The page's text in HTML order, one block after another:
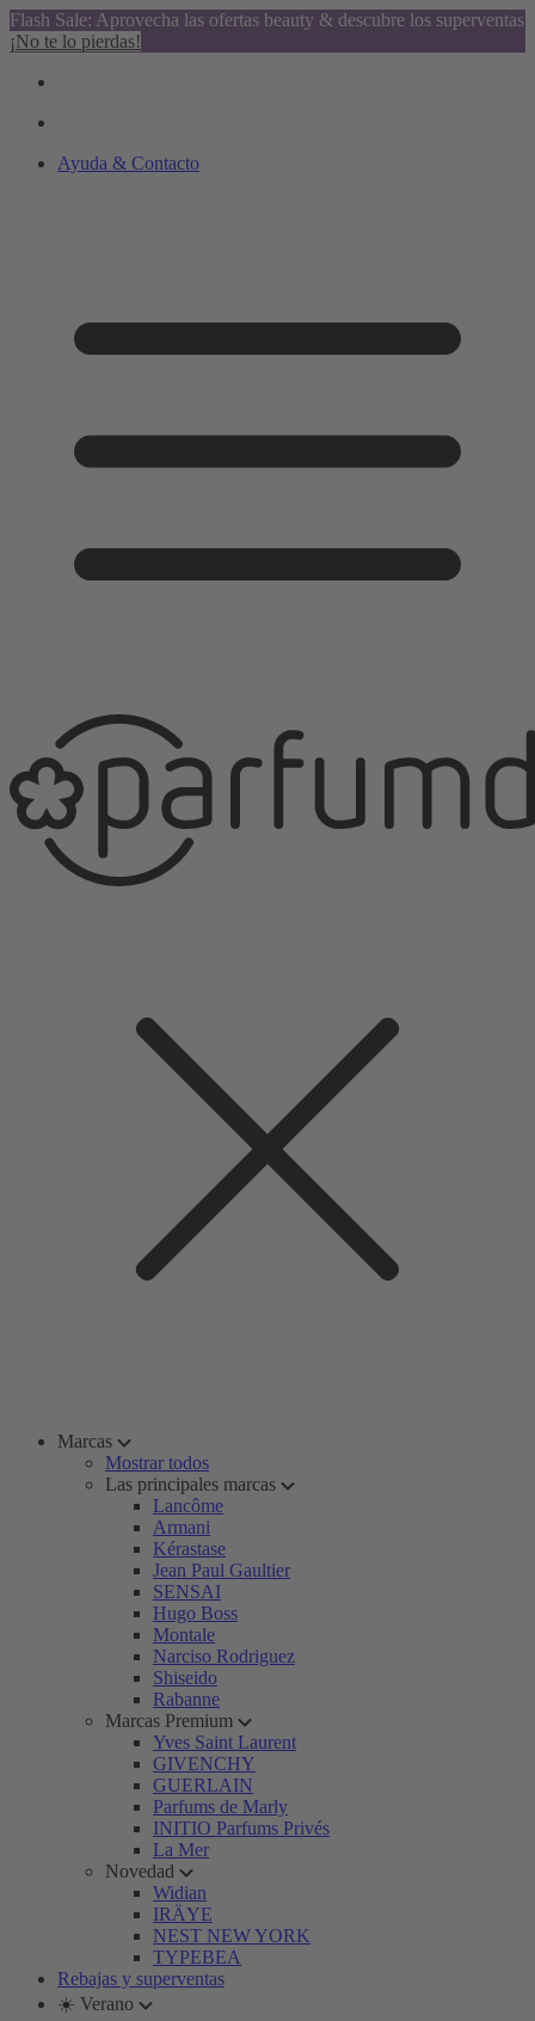
Flash Sale: Aprovecha las ofertas beauty & descubre los superventas
¡No te lo pierdas!
Ayuda & Contacto
Marcas
Mostrar todos
Las principales marcas
Lancôme
Armani
Kérastase
Jean Paul Gaultier
SENSAI
Hugo Boss
Montale
Narciso Rodriguez
Shiseido
Rabanne
Marcas Premium
Yves Saint Laurent
GIVENCHY
GUERLAIN
Parfums de Marly
INITIO Parfums Privés
La Mer
Novedad
Widian
IRÄYE
NEST NEW YORK
TYPEBEA
Rebajas y superventas
☀️ Verano